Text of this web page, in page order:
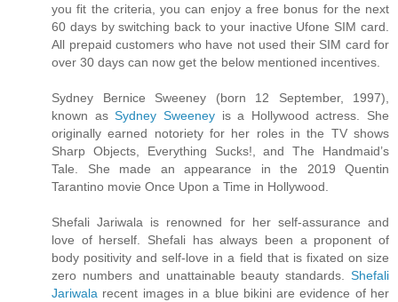
you fit the criteria, you can enjoy a free bonus for the next
60 days by switching back to your inactive Ufone SIM card.
All prepaid customers who have not used their SIM card for
over 30 days can now get the below mentioned incentives.
Sydney Bernice Sweeney (born 12 September, 1997),
known asSydney Sweeneyis a Hollywood actress. She
originally earned notoriety for her roles in the TV shows
Sharp Objects, Everything Sucks!, and The Handmaid’s
Tale. She made an appearance in the 2019 Quentin
Tarantino movie Once Upon a Time in Hollywood.
Shefali Jariwala is renowned for her self-assurance and
love of herself. Shefali has always been a proponent of
body positivity and self-love in a field that is fixated on size
zero numbers and unattainable beauty standards. Shefali
Jariwala recent images in a blue bikini are evidence of her